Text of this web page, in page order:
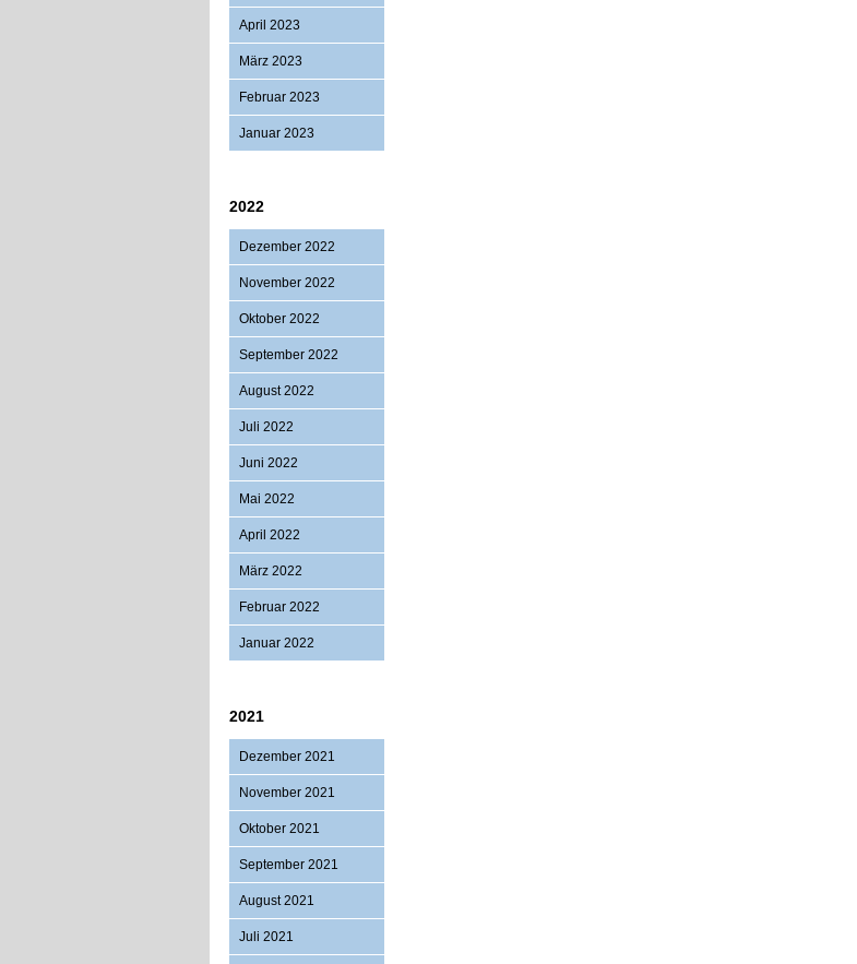
April 2023
März 2023
Februar 2023
Januar 2023
2022
Dezember 2022
November 2022
Oktober 2022
September 2022
August 2022
Juli 2022
Juni 2022
Mai 2022
April 2022
März 2022
Februar 2022
Januar 2022
2021
Dezember 2021
November 2021
Oktober 2021
September 2021
August 2021
Juli 2021